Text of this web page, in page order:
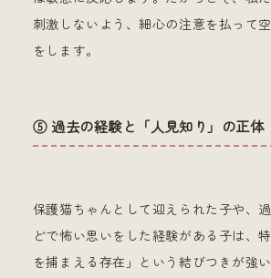
刺激しないよう、細心の注意を払って
をします。
⑤ 過去の経験と「人見知り」の正体
保護猫ちゃんとして迎えられた子や、
どで怖い思いをした経験がある子は、
を捕まえる存在」という結びつきが強